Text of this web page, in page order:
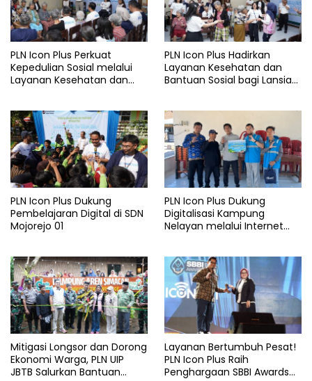
PLN Icon Plus Perkuat
Kepedulian Sosial melalui
Layanan Kesehatan dan
PLN Icon Plus Hadirkan
Layanan Kesehatan dan
Bantuan Sosial bagi Lansia
PLN Icon Plus Dukung
Pembelajaran Digital di SDN
Mojorejo 01
PLN Icon Plus Dukung
Digitalisasi Kampung
Nelayan melalui Internet
Mitigasi Longsor dan Dorong
Ekonomi Warga, PLN UIP
JBTB Salurkan Bantuan
Layanan Bertumbuh Pesat!
PLN Icon Plus Raih
Penghargaan SBBI Awards